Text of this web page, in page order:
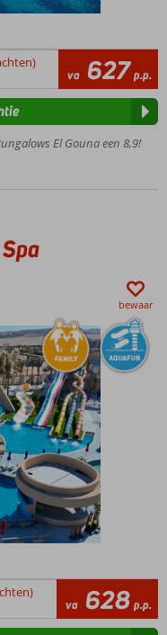
va 627 p.p.
El Gouna een 8,9!
bewaar
va 628 p.p.